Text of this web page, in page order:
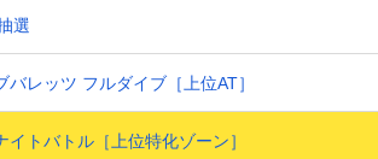
選
バレッツ フルダイブ［上位AT］
イトバトル［上位特化ゾーン］